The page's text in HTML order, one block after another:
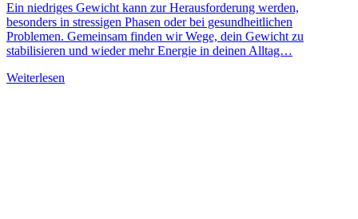
Ein niedriges Gewicht kann zur Herausforderung werden,
besonders in stressigen Phasen oder bei gesundheitlichen
Problemen. Gemeinsam finden wir Wege, dein Gewicht zu
stabilisieren und wieder mehr Energie in deinen Alltag…
Weiterlesen